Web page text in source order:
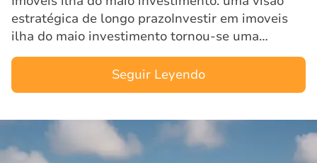
estratégica de longo prazoInvestir em imoveis
ilha do maio investimento tornou-se uma
decisão cada vez mais estratégica para
investidores que procuram cres…
Seguir Leyendo